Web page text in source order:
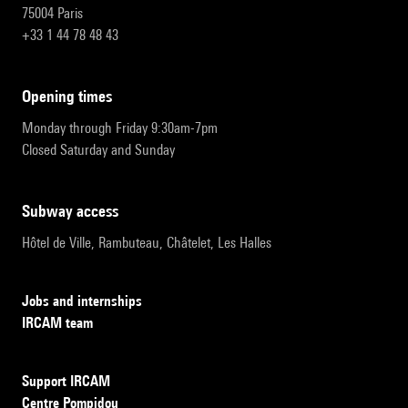
75004 Paris
+33 1 44 78 48 43
opening times
Monday through Friday 9:30am-7pm
Closed Saturday and Sunday
subway access
Hôtel de Ville, Rambuteau, Châtelet, Les Halles
Jobs and internships
IRCAM team
Support IRCAM
Centre Pompidou